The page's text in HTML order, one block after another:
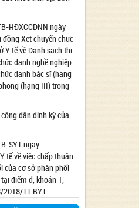
cung cấp dịch vụ diệt
bằng chế phẩm
kiện quan trắc môi
thiết bị y tế
kiện tiêm chủng
kiện hoạt động
kiện hoạt động
HĐXCCDNN ngày
Xét chuyển chức
Y tế về Danh sách thí
danh nghề nghiệp
danh bác sĩ (hạng
(hạng III) trong
dân định kỳ của
SYT ngày
tế về việc chấp thuận
của cơ sở phân phối
điểm d, khoản 1,
TT-BYT